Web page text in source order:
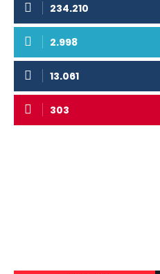
234.210
2.998
13.061
303